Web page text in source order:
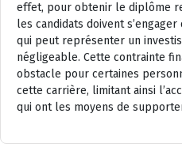
effet, pour obtenir le diplôme
les candidats doivent
qui peut représenter un
négligeable. Cette contrainte
obstacle pour certaines
cette carrière, limitant ainsi
qui ont les moyens de